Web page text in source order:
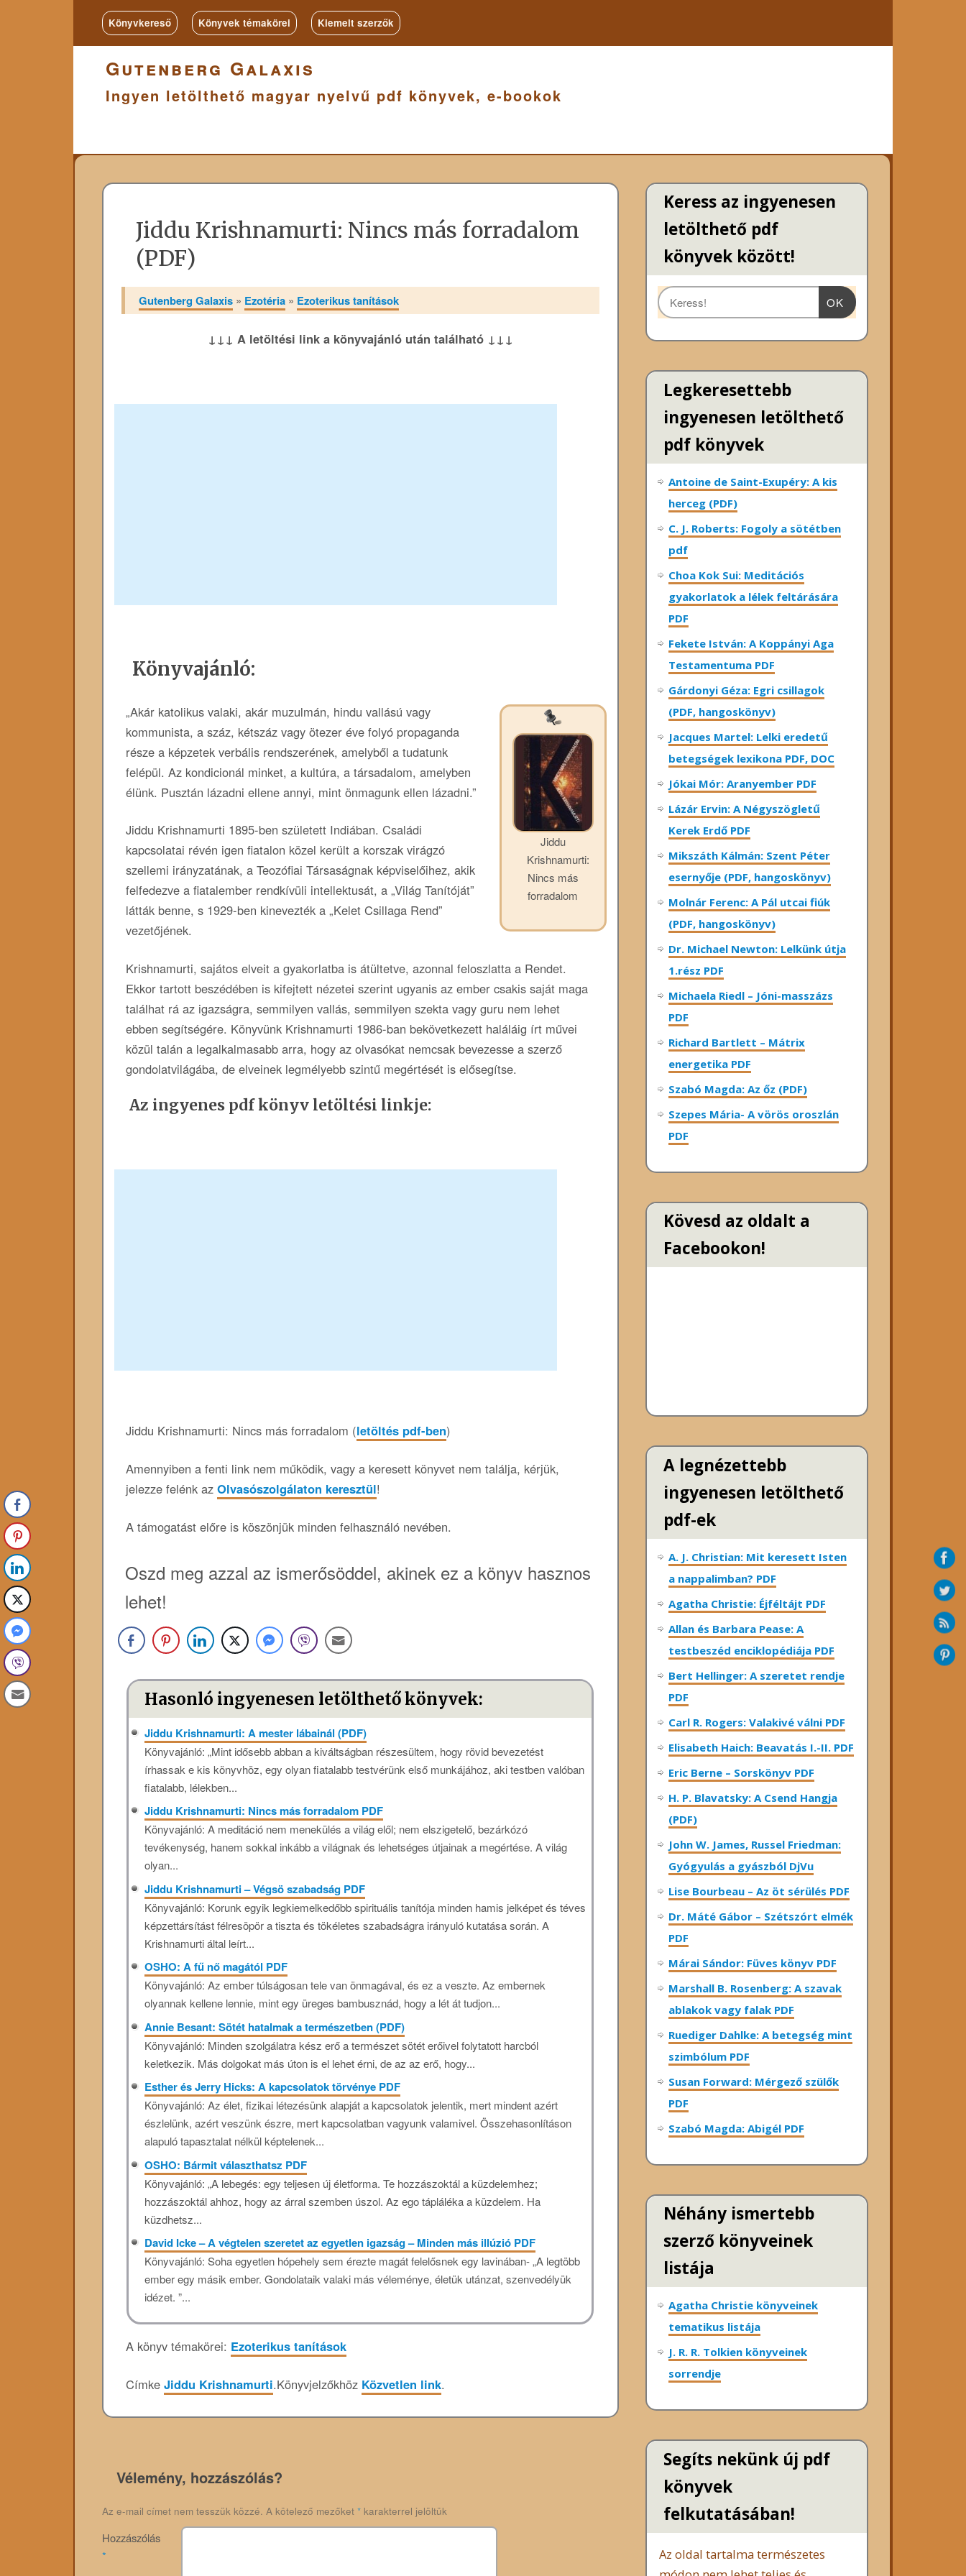
Könyvkereső Könyvek témakörei Kiemelt szerzők
Gutenberg Galaxis
Ingyen letölthető magyar nyelvű pdf könyvek, e-bookok
Jiddu Krishnamurti: Nincs más forradalom
(PDF)
Gutenberg Galaxis » Ezotéria » Ezoterikus tanítások
↓↓↓ A letöltési link a könyvajánló után található ↓↓↓
Könyvajánló:
Jiddu
Krishnamurti:
Nincs más
forradalom
„Akár katolikus valaki, akár muzulmán, hindu vallású vagy
kommunista, a száz, kétszáz vagy ötezer éve folyó propaganda
része a képzetek verbális rendszerének, amelyből a tudatunk
felépül. Az kondicionál minket, a kultúra, a társadalom, amelyben
élünk. Pusztán lázadni ellene annyi, mint önmagunk ellen lázadni.”
Jiddu Krishnamurti 1895-ben született Indiában. Családi
kapcsolatai révén igen fiatalon közel került a korszak virágzó
szellemi irányzatának, a Teozófiai Társaságnak képviselőihez, akik
felfedezve a fiatalember rendkívüli intellektusát, a „Világ Tanítóját”
látták benne, s 1929-ben kinevezték a „Kelet Csillaga Rend”
vezetőjének.
Krishnamurti, sajátos elveit a gyakorlatba is átültetve, azonnal feloszlatta a Rendet.
Ekkor tartott beszédében is kifejtett nézetei szerint ugyanis az ember csakis saját maga
találhat rá az igazságra, semmilyen vallás, semmilyen szekta vagy guru nem lehet
ebben segítségére. Könyvünk Krishnamurti 1986-ban bekövetkezett haláláig írt művei
közül talán a legalkalmasabb arra, hogy az olvasókat nemcsak bevezesse a szerző
gondolatvilágába, de elveinek legmélyebb szintű megértését is elősegítse.
Az ingyenes pdf könyv letöltési linkje:
Jiddu Krishnamurti: Nincs más forradalom (letöltés pdf-ben)
Amennyiben a fenti link nem működik, vagy a keresett könyvet nem találja, kérjük,
jelezze felénk az Olvasószolgálaton keresztül!
A támogatást előre is köszönjük minden felhasználó nevében.
Oszd meg azzal az ismerősöddel, akinek ez a könyv hasznos
lehet!
Hasonló ingyenesen letölthető könyvek:
Jiddu Krishnamurti: A mester lábainál (PDF)
Könyvajánló: „Mint idősebb abban a kiváltságban részesültem, hogy rövid bevezetést
írhassak e kis könyvhöz, egy olyan fiatalabb testvérünk első munkájához, aki testben valóban
fiatalabb, lélekben...
Jiddu Krishnamurti: Nincs más forradalom PDF
Könyvajánló: A meditáció nem menekülés a világ elől; nem elszigetelő, bezárkózó
tevékenység, hanem sokkal inkább a világnak és lehetséges útjainak a megértése. A világ
olyan...
Jiddu Krishnamurti – Végsö szabadság PDF
Könyvajánló: Korunk egyik legkiemelkedőbb spirituális tanítója minden hamis jelképet és téves
képzettársítást félresöpör a tiszta és tökéletes szabadságra irányuló kutatása során. A
Krishnamurti által leírt...
OSHO: A fű nő magától PDF
Könyvajánló: Az ember túlságosan tele van önmagával, és ez a veszte. Az embernek
olyannak kellene lennie, mint egy üreges bambusznád, hogy a lét át tudjon...
Annie Besant: Sötét hatalmak a természetben (PDF)
Könyvajánló: Minden szolgálatra kész erő a természet sötét erőivel folytatott harcból
keletkezik. Más dolgokat más úton is el lehet érni, de az az erő, hogy...
Esther és Jerry Hicks: A kapcsolatok törvénye PDF
Könyvajánló: Az élet, fizikai létezésünk alapját a kapcsolatok jelentik, mert mindent azért
észlelünk, azért veszünk észre, mert kapcsolatban vagyunk valamivel. Összehasonlításon
alapuló tapasztalat nélkül képtelenek...
OSHO: Bármit választhatsz PDF
Könyvajánló: „A lebegés: egy teljesen új életforma. Te hozzászoktál a küzdelemhez;
hozzászoktál ahhoz, hogy az árral szemben úszol. Az ego tápláléka a küzdelem. Ha
küzdhetsz...
David Icke – A végtelen szeretet az egyetlen igazság – Minden más illúzió PDF
Könyvajánló: Soha egyetlen hópehely sem érezte magát felelősnek egy lavinában- „A legtöbb
ember egy másik ember. Gondolataik valaki más véleménye, életük utánzat, szenvedélyük
idézet. ”...
A könyv témakörei: Ezoterikus tanítások
Címke Jiddu Krishnamurti.Könyvjelzőkhöz Közvetlen link.
Vélemény, hozzászólás?
Az e-mail címet nem tesszük közzé. A kötelező mezőket *karakterrel jelöltük
Hozzászólás
*
Keress az ingyenesen
letölthető pdf
könyvek között!
OK
Legkeresettebb
ingyenesen letölthető
pdf könyvek
Antoine de Saint-Exupéry: A kis
herceg (PDF)
C. J. Roberts: Fogoly a sötétben
pdf
Choa Kok Sui: Meditációs
gyakorlatok a lélek feltárására
PDF
Fekete István: A Koppányi Aga
Testamentuma PDF
Gárdonyi Géza: Egri csillagok
(PDF, hangoskönyv)
Jacques Martel: Lelki eredetű
betegségek lexikona PDF, DOC
Jókai Mór: Aranyember PDF
Lázár Ervin: A Négyszögletű
Kerek Erdő PDF
Mikszáth Kálmán: Szent Péter
esernyője (PDF, hangoskönyv)
Molnár Ferenc: A Pál utcai fiúk
(PDF, hangoskönyv)
Dr. Michael Newton: Lelkünk útja
1.rész PDF
Michaela Riedl – Jóni-masszázs
PDF
Richard Bartlett – Mátrix
energetika PDF
Szabó Magda: Az őz (PDF)
Szepes Mária- A vörös oroszlán
PDF
Kövesd az oldalt a
Facebookon!
A legnézettebb
ingyenesen letölthető
pdf-ek
A. J. Christian: Mit keresett Isten
a nappalimban? PDF
Agatha Christie: Éjféltájt PDF
Allan és Barbara Pease: A
testbeszéd enciklopédiája PDF
Bert Hellinger: A ​szeretet rendje
PDF
Carl R. Rogers: Valakivé válni PDF
Elisabeth Haich: Beavatás I.-II. PDF
Eric Berne – Sorskönyv PDF
H. P. Blavatsky: A Csend Hangja
(PDF)
John W. James, Russel Friedman:
Gyógyulás a gyászból DjVu
Lise Bourbeau – Az öt sérülés PDF
Dr. Máté Gábor – Szétszórt elmék
PDF
Márai Sándor: Füves könyv PDF
Marshall B. Rosenberg: A szavak
ablakok vagy falak PDF
Ruediger Dahlke: A betegség mint
szimbólum PDF
Susan Forward: Mérgező szülők
PDF
Szabó Magda: Abigél PDF
Néhány ismertebb
szerző könyveinek
listája
Agatha Christie könyveinek
tematikus listája
J. R. R. Tolkien könyveinek
sorrendje
Segíts nekünk új pdf
könyvek
felkutatásában!
Az oldal tartalma természetes